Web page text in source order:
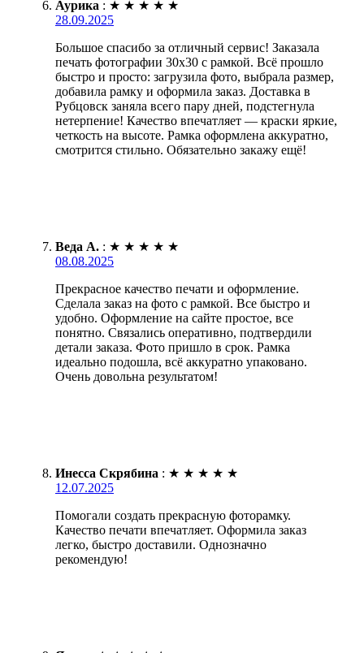
Аурика : ★ ★ ★ ★ ★
28.09.2025
Большое спасибо за отличный сервис! Заказала
печать фотографии 30х30 с рамкой. Всё прошло
быстро и просто: загрузила фото, выбрала размер,
добавила рамку и оформила заказ. Доставка в
Рубцовск заняла всего пару дней, подстегнула
нетерпение! Качество впечатляет — краски яркие,
четкость на высоте. Рамка оформлена аккуратно,
смотрится стильно. Обязательно закажу ещё!
Веда А. : ★ ★ ★ ★ ★
08.08.2025
Прекрасное качество печати и оформление.
Сделала заказ на фото с рамкой. Все быстро и
удобно. Оформление на сайте простое, все
понятно. Связались оперативно, подтвердили
детали заказа. Фото пришло в срок. Рамка
идеально подошла, всё аккуратно упаковано.
Очень довольна результатом!
Инесса Скрябина : ★ ★ ★ ★ ★
12.07.2025
Помогали создать прекрасную фоторамку.
Качество печати впечатляет. Оформила заказ
легко, быстро доставили. Однозначно
рекомендую!